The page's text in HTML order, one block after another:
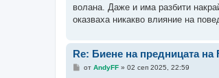
е
волана. Даже и има разбити
оказваха никакво влияние на
Re: Биене на предницата на
Мот AndyFF» 02 сеп 2025, 22:59